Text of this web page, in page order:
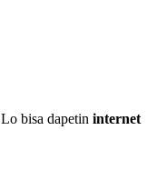
bisa dapetin internet